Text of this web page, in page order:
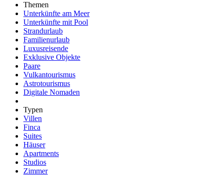
Themen
Unterkünfte am Meer
Unterkünfte mit Pool
Strandurlaub
Familienurlaub
Luxusreisende
Exklusive Objekte
Paare
Vulkantourismus
Astrotourismus
Digitale Nomaden
Typen
Villen
Finca
Suites
Häuser
Apartments
Studios
Zimmer